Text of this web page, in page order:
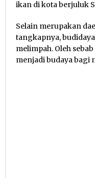
ikan di kota berjuluk
Selain merupakan
tangkapnya,
melimpah. Oleh
menjadi budaya bagi